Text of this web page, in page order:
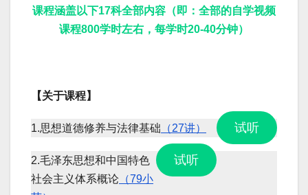
课程涵盖以下17科全部内容（即：全部的自学视频
课程800学时左右，每学时20-40分钟）
【关于课程】
试听
1.思想道德修养与法律基础 （27讲）
试听
2.毛泽东思想和中国特色
社会主义体系概论 （79小